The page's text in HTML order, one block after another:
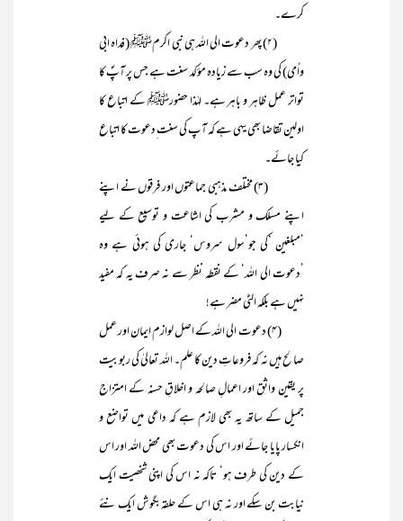
کرے۔
(۲) پھر دعوت الی اللہ ہی نبی اکرمﷺ (فداہ ابی
واُمی) کی وہ سب سے زیادہ مؤکد سنت ہے جس پر آپؐ کا
تواتر عمل ظاہر و باہر ہے۔ لہٰذا حضورﷺ کے اتباع کا
اولین تقاضا بھی یہی ہے کہ آپ کی سنت ِدعوت کا اتباع
کیا جائے۔
(۳) مختلف مذہبی جماعتوں اور فرقوں نے اپنے
اپنے مسلک و مشرب کی اشاعت و توسیع کے لیے
’مبلغین ‘کی جو’سول سروس‘ جاری کی ہوئی ہے وہ
’دعوت الی اللہ‘ کے نقطہ نظر سے نہ صرف یہ کہ مفید
نہیں ہے بلکہ الٹی مضر ہے!
(۴) دعوت الی اللہ کے اصل لوازم ایمان اور عمل
صالح ہیں نہ کہ فروعاتِ دین کا علم۔ اللہ تعالیٰ کی ربوبیت
پر یقین واثق اور اعمالِ صالحہ و اخلاقِ حسنہ کے امتزاج
جمیل کے ساتھ یہ بھی لازم ہے کہ داعی میں تواضع و
انکسار پایا جائے اور اس کی دعوت بھی محض اللہ اور اس
کے دین کی طرف ہو‘ تاکہ نہ اس کی اپنی شخصیت ایک
نیابت بن سکے اور نہ ہی اس کے حلقہ بگوش ایک نئے